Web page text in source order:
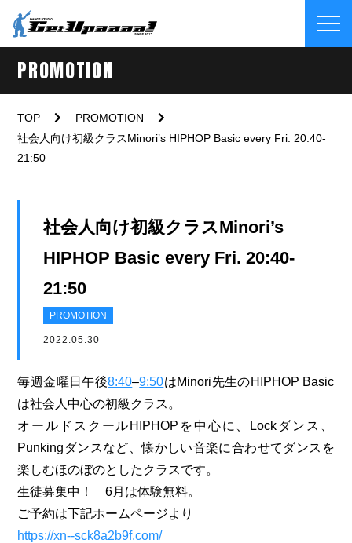
PROMOTION
TOP
PROMOTION
社会人向け初級クラスMinori’s HIPHOP Basic every Fri. 20:40-
21:50
社会人向け初級クラスMinori’s
HIPHOP Basic every Fri. 20:40-
21:50
PROMOTION
2022.05.30
毎週金曜日午後8:40–9:50はMinori先生のHIPHOP Basic
は社会人中心の初級クラス。
オールドスクールHIPHOPを中心に、Lockダンス、
Punkingダンスなど、懐かしい音楽に合わせてダンスを
楽しむほのぼのとしたクラスです。
生徒募集中！ 6月は体験無料。
ご予約は下記ホームページより
https://xn--sck8a2b9f.com/